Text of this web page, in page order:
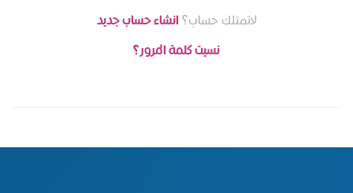
لاتمتلك حساب؟ انشاء حساب جديد
نسيت كلمة المرور؟